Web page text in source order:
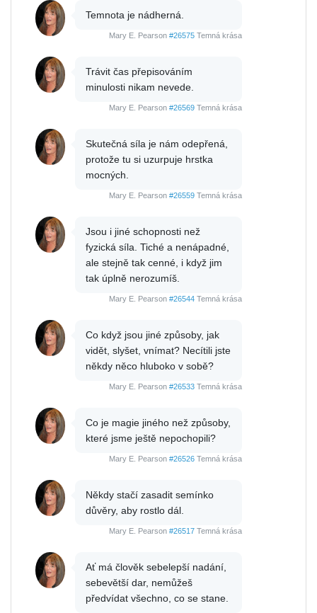
Temnota je nádherná.
Mary E. Pearson #26575 Temná krása
Trávit čas přepisováním
minulosti nikam nevede.
Mary E. Pearson #26569 Temná krása
Skutečná síla je nám odepřená,
protože tu si uzurpuje hrstka
mocných.
Mary E. Pearson #26559 Temná krása
Jsou i jiné schopnosti než
fyzická síla. Tiché a nenápadné,
ale stejně tak cenné, i když jim
tak úplně nerozumíš.
Mary E. Pearson #26544 Temná krása
Co když jsou jiné způsoby, jak
vidět, slyšet, vnímat? Necítili jste
někdy něco hluboko v sobě?
Mary E. Pearson #26533 Temná krása
Co je magie jiného než způsoby,
které jsme ještě nepochopili?
Mary E. Pearson #26526 Temná krása
Někdy stačí zasadit semínko
důvěry, aby rostlo dál.
Mary E. Pearson #26517 Temná krása
Ať má člověk sebelepší nadání,
sebevětší dar, nemůžeš
předvídat všechno, co se stane.